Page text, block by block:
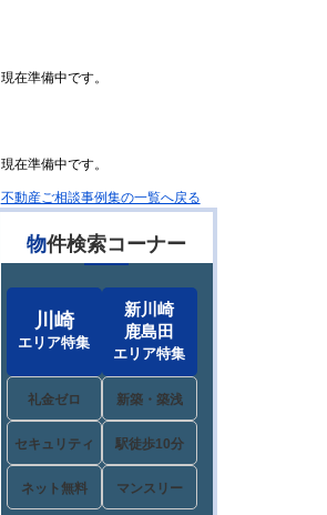
現在準備中です。
現在準備中です。
不動産ご相談事例集の一覧へ戻る
物件検索コーナー
川崎
エリア特集
新川崎
鹿島田
エリア特集
礼金ゼロ 新築・築浅
セキュリティ 駅徒歩10分
ネット無料 マンスリー